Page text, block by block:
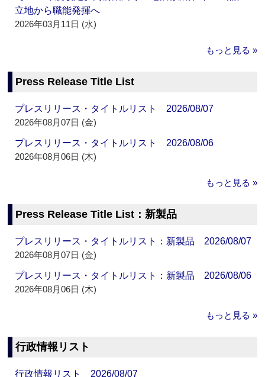
立地から職能発揮へ
2026年03月11日 (水)
もっと見る »
Press Release Title List
プレスリリース・タイトルリスト 2026/08/07
2026年08月07日 (金)
プレスリリース・タイトルリスト 2026/08/06
2026年08月06日 (木)
もっと見る »
Press Release Title List：新製品
プレスリリース・タイトルリスト：新製品 2026/08/07
2026年08月07日 (金)
プレスリリース・タイトルリスト：新製品 2026/08/06
2026年08月06日 (木)
もっと見る »
行政情報リスト
行政情報リスト 2026/08/07